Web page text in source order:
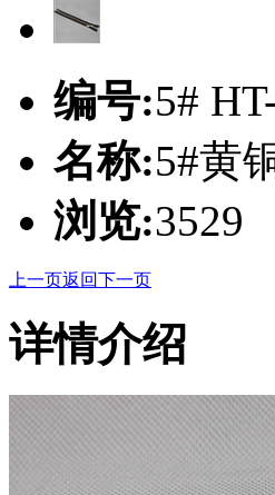
编号:5#
名称:5#黄
浏览:3529
上一页返回下一页
详情介绍